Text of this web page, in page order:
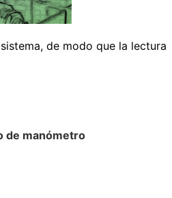
de modo que la lectura
de manómetro